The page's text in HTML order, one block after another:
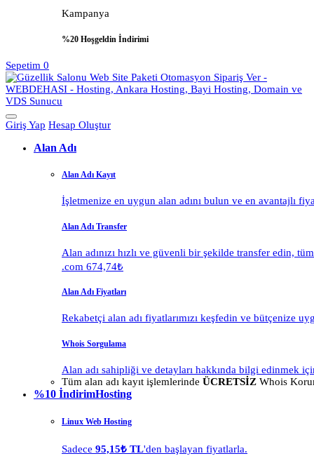
Kampanya
%20 Hoşgeldin İndirimi
Sepetim 0
Giriş Yap Hesap Oluştur
Alan Adı
Alan Adı Kayıt
İşletmenize en uygun alan adını bulun ve en avantajlı
Alan Adı Transfer
Alan adınızı hızlı ve güvenli bir şekilde transfer edin,
.com 674,74₺
Alan Adı Fiyatları
Rekabetçi alan adı fiyatlarımızı keşfedin ve bütçenize
Whois Sorgulama
Alan adı sahipliği ve detayları hakkında bilgi edinmek
Tüm alan adı kayıt işlemlerinde ÜCRETSİZ Whois
%10 İndirimHosting
Linux Web Hosting
Sadece 95,15₺ TL'den başlayan fiyatlarla.